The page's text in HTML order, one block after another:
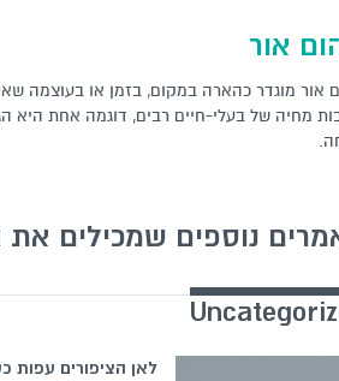
אור
אור מוגדר כהארה במקום, בזמן או בעוצמה
מחיה של בעלי-חיים רבים, דוגמה אחת היא
נוספים שמכילים את
לאן הציפורים עפות